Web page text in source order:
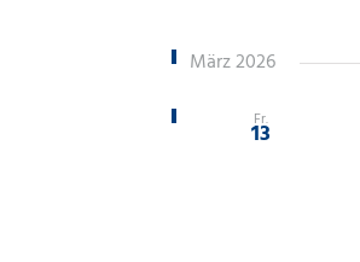
März 2026
Fr.
13